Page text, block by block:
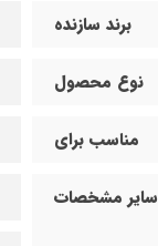
برند سازنده
نوع محصول
مناسب برای
سایر مشخصات